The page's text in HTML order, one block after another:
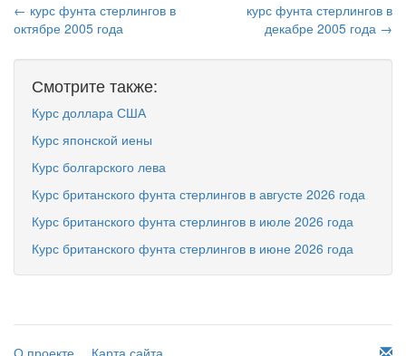
← курс фунта стерлингов в
октябре 2005 года
курс фунта стерлингов в
декабре 2005 года →
Смотрите также:
Курс доллара США
Курс японской иены
Курс болгарского лева
Курс британского фунта стерлингов в августе 2026 года
Курс британского фунта стерлингов в июле 2026 года
Курс британского фунта стерлингов в июне 2026 года
О проекте Карта сайта